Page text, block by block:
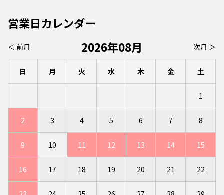
営業日カレンダー
＜ 前月 2026年08月 次月 ＞
日 月 火 水 木 金 土
1
2 3 4 5 6 7 8
9 10 11 12 13 14 15
16 17 18 19 20 21 22